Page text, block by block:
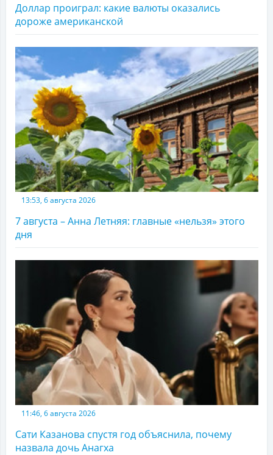
Доллар проиграл: какие валюты оказались
дороже американской
13:53, 6 августа 2026
7 августа – Анна Летняя: главные «нельзя» этого
дня
11:46, 6 августа 2026
Сати Казанова спустя год объяснила, почему
назвала дочь Анагха